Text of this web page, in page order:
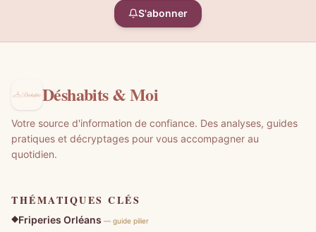
S'abonner
Déshabits & Moi
Votre source d'information de confiance. Des analyses, guides
pratiques et décryptages pour vous accompagner au
quotidien.
THÉMATIQUES CLÉS
Friperies Orléans — guide pilier